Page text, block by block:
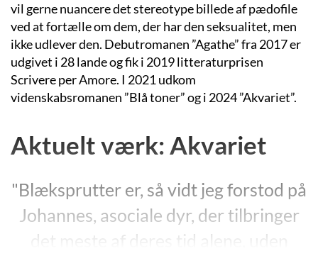
vil gerne nuancere det stereotype billede af pædofile
ved at fortælle om dem, der har den seksualitet, men
ikke udlever den. Debutromanen ”Agathe” fra 2017 er
udgivet i 28 lande og fik i 2019 litteraturprisen
Scrivere per Amore. I 2021 udkom
videnskabsromanen ”Blå toner” og i 2024 ”Akvariet”.
Aktuelt værk: Akvariet
"Blæksprutter er, så vidt jeg forstod på
Johannes, asociale dyr, der tilbringer
det meste af deres tid alene, uden